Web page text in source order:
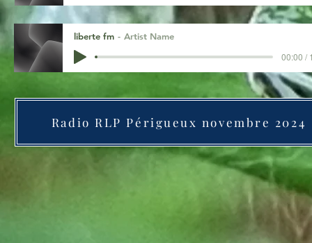
liberte fm Artist Name
00:00 /
Radio RLP Périgueux novembre 2024